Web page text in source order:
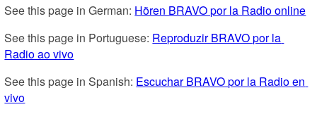
See this page in German: Hören BRAVO por la Radio online
See this page in Portuguese: Reproduzir BRAVO por la
Radio ao vivo
See this page in Spanish: Escuchar BRAVO por la Radio en
vivo